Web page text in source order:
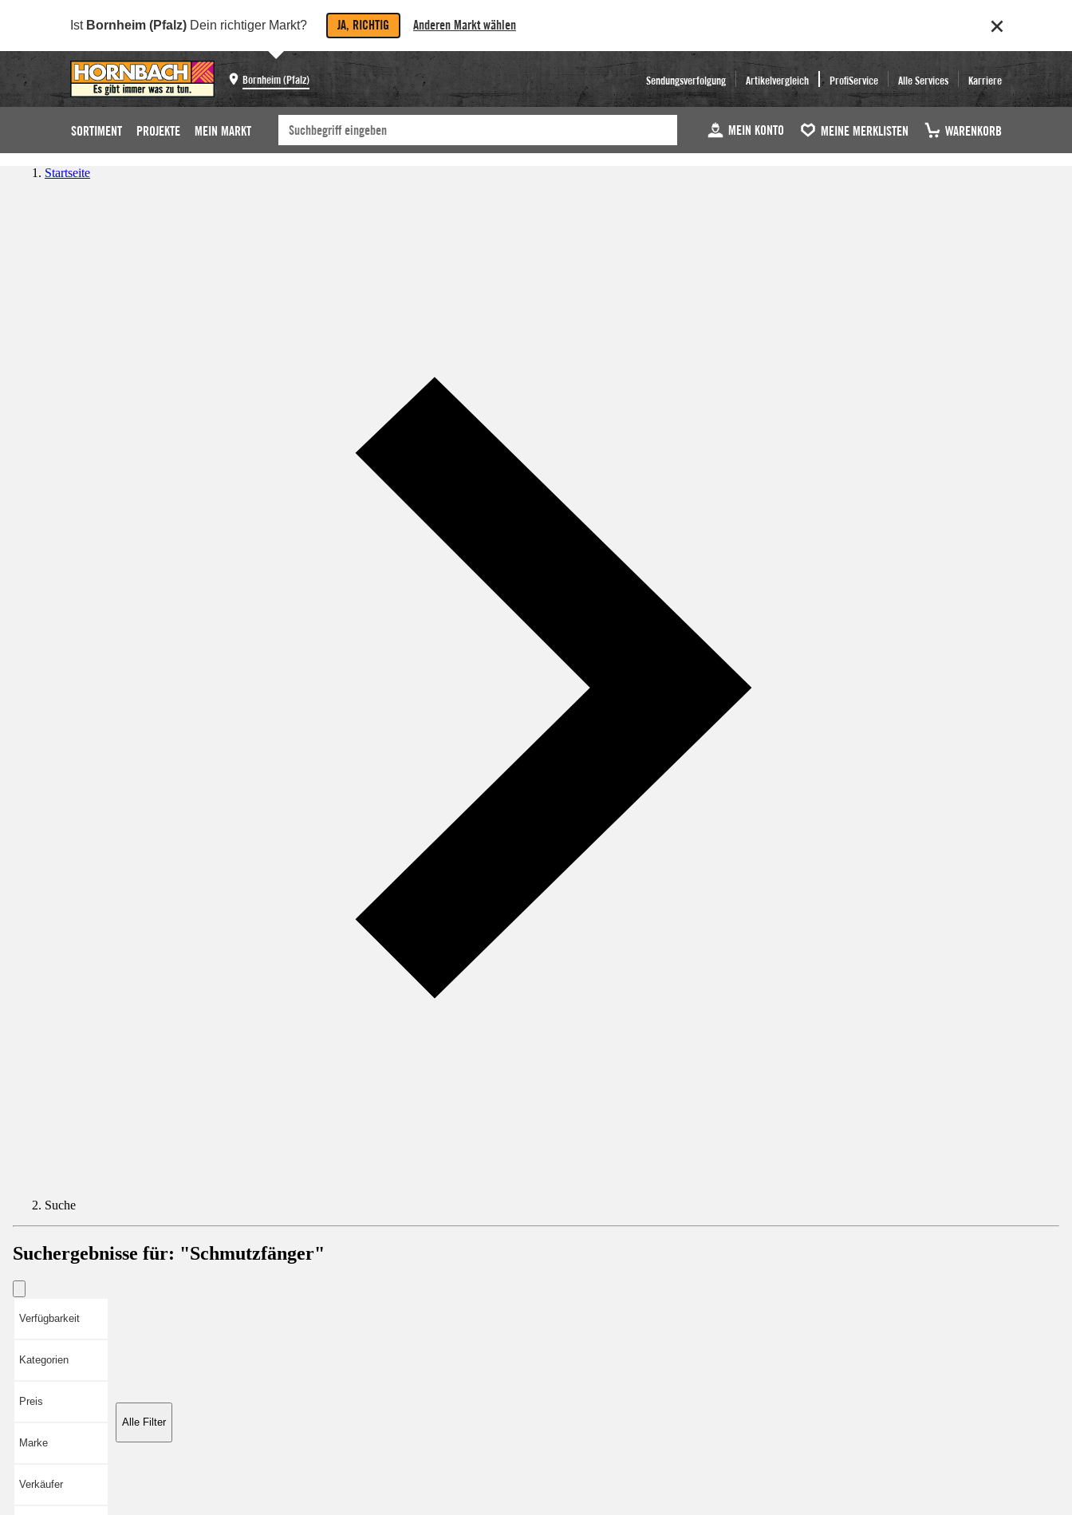
Ist Bornheim (Pfalz) Dein richtiger Markt? JA, RICHTIG Anderen Markt wählen
Bornheim (Pfalz) Sendungsverfolgung Artikelvergleich ProfiService Alle Services Karriere
SORTIMENT PROJEKTE MEIN MARKT MEIN KONTO MEINE MERKLISTEN WARENKORB
Startseite
Suche
Suchergebnisse für: "Schmutzfänger"
Verfügbarkeit
Kategorien
Preis
Marke
Verkäufer
Alle Filter